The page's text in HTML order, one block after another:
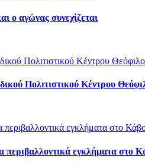
ο αγώνας συνεχίζεται
Πολιτιστικού Κέντρου
περιβαλλοντικά εγκλήματα